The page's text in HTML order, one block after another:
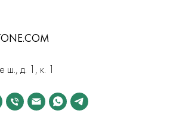
д. 1, к. 1